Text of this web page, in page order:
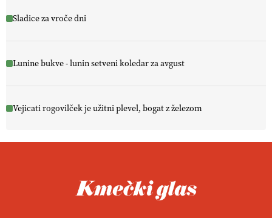
Sladice za vroče dni
Lunine bukve - lunin setveni koledar za avgust
Vejicati rogovilček je užitni plevel, bogat z železom